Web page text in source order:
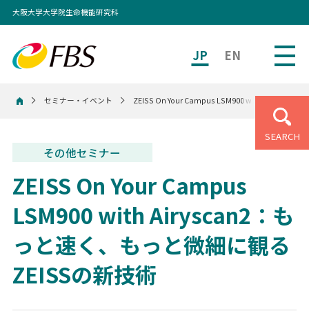
JP EN
大阪大学大学院生命機能研究科
SEARCH
ホームセミナー・イベント ZEISS On Your Campus LSM900 with Airyscan2
その他セミナー
ZEISS On Your Campus
LSM900 with Airyscan2：も
っと速く、もっと微細に観る
ZEISSの新技術